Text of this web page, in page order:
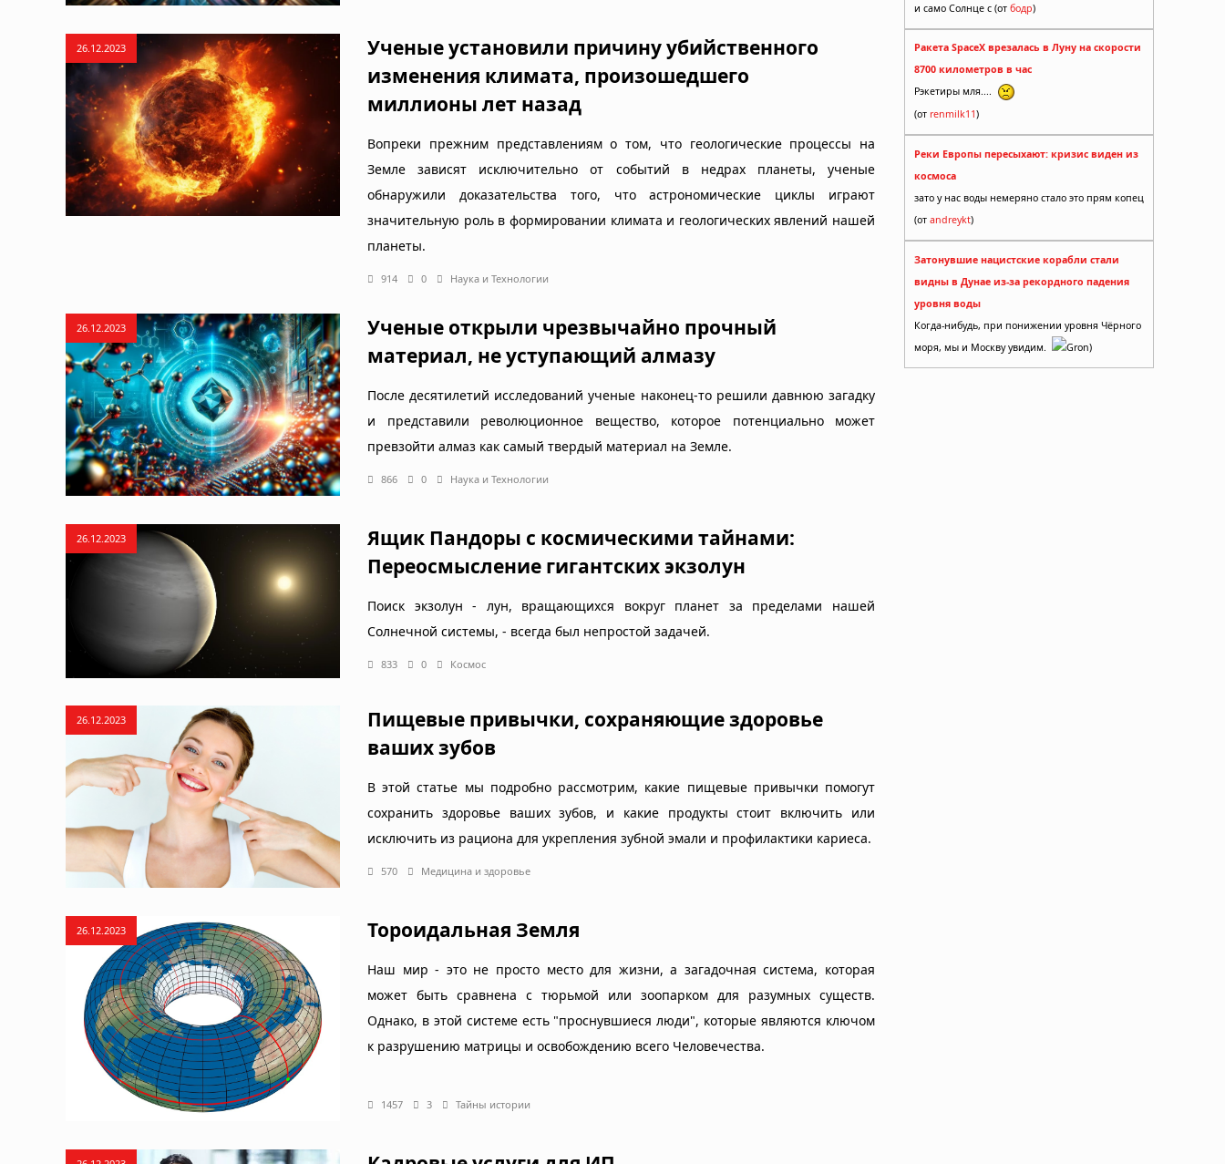
26.12.2023
Ученые установили причину убийственного
изменения климата, произошедшего
миллионы лет назад
Вопреки прежним представлениям о том, что геологические процессы на
Земле зависят исключительно от событий в недрах планеты, ученые
обнаружили доказательства того, что астрономические циклы играют
значительную роль в формировании климата и геологических явлений нашей
планеты.
914 0 Наука и Технологии
26.12.2023
Ученые открыли чрезвычайно прочный
материал, не уступающий алмазу
После десятилетий исследований ученые наконец-то решили давнюю загадку
и представили революционное вещество, которое потенциально может
превзойти алмаз как самый твердый материал на Земле.
866 0 Наука и Технологии
26.12.2023
Ящик Пандоры с космическими тайнами:
Переосмысление гигантских экзолун
Поиск экзолун - лун, вращающихся вокруг планет за пределами нашей
Солнечной системы, - всегда был непростой задачей.
833 0 Космос
26.12.2023
Пищевые привычки, сохраняющие здоровье
ваших зубов
В этой статье мы подробно рассмотрим, какие пищевые привычки помогут
сохранить здоровье ваших зубов, и какие продукты стоит включить или
исключить из рациона для укрепления зубной эмали и профилактики кариеса.
570 Медицина и здоровье
26.12.2023 Тороидальная Земля
Наш мир - это не просто место для жизни, а загадочная система, которая
может быть сравнена с тюрьмой или зоопарком для разумных существ.
Однако, в этой системе есть "проснувшиеся люди", которые являются ключом
к разрушению матрицы и освобождению всего Человечества.
1457 3 Тайны истории
и само Солнце с (от бодр)
Ракета SpaceX врезалась в Луну на скорости
8700 километров в час
Рэкетиры мля....
(от renmilk11)
Реки Европы пересыхают: кризис виден из
космоса
зато у нас воды немеряно стало это прям копец
(от andreykt)
Затонувшие нацистские корабли стали
видны в Дунае из-за рекордного падения
уровня воды
Когда-нибудь, при понижении уровня Чёрного
моря, мы и Москву увидим.
Gron)